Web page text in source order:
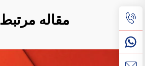
مقاله مرتبط